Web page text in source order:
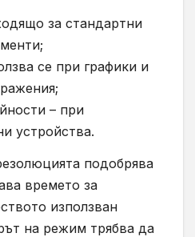
за стандартни
се при графики и
– при
устройства.
подобрява
времето за
използван
на режим трябва да